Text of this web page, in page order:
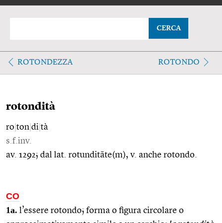
CERCA
ROTONDEZZA ROTONDO
rotondità
ro ton di tà
s.f.inv.
av. 1292; dal lat. rotunditāte(m), v. anche rotondo.
CO
1a. l’essere rotondo; forma o figura circolare o